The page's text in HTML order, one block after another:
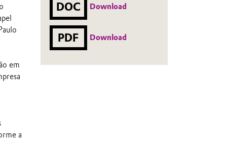
DOC Download
PDF Download
em
a